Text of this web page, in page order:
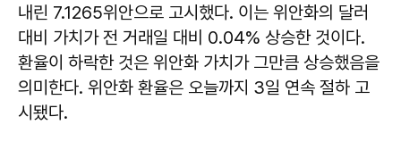
내린 7.1265위안으로 고시했다. 이는 위안화의 달러
대비 가치가 전 거래일 대비 0.04% 상승한 것이다.
환율이 하락한 것은 위안화 가치가 그만큼 상승했음을
의미한다. 위안화 환율은 오늘까지 3일 연속 절하 고
시됐다.